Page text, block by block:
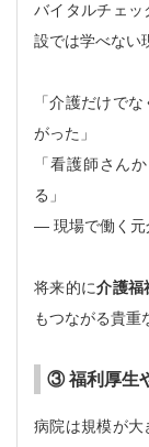
バイタルチェッ
設では学べない
「介護だけで
がった」
「看護師さん
る」
― 現場で働く元
将来的に介護福
もつながる貴重
③ 福利厚生
病院は規模が大